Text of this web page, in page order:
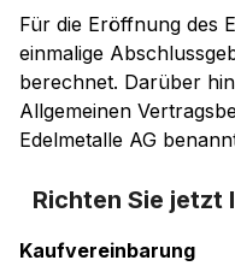
Für die Eröffnung des
einmalige
berechnet. Darüber
Allgemeinen
Edelmetalle AG
Richten Sie jetzt
Kaufvereinbarung